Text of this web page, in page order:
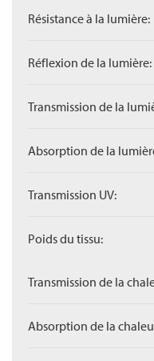
Résistance à la lumière:
Réflexion de la lumière:
Transmission de la
Absorption de la
Transmission UV:
Poids du tissu:
Transmission de la
Absorption de la